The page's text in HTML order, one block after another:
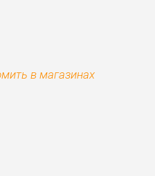
в магазинах